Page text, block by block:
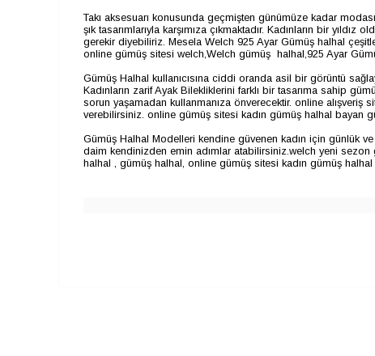
Takı aksesuarı konusunda geçmişten günümüze kadar
şık tasarımlarıyla karşımıza çıkmaktadır. Kadınların bir
gerekir diyebiliriz. Mesela Welch 925 Ayar Gümüş halhal
online gümüş sitesi welch,​Welch gümüş halhal,925 Ayar
Gümüş Halhal kullanıcısına ciddi oranda asil bir görüntü
Kadınların zarif Ayak Bilekliklerini farklı bir tasarıma sahip
sorun yaşamadan kullanmanıza önverecektir. online alışveriş
verebilirsiniz. online gümüş sitesi kadın gümüş halhal bayan
Gümüş Halhal Modelleri kendine güvenen kadın için günlük
daim kendinizden emin adımlar atabilirsiniz.welch yeni
halhal , gümüş halhal, online gümüş sitesi kadın gümüş